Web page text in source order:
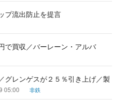
プ流出防止を提言
で買収／バーレーン・アルバ
グレンゲスが２５％引き上げ／製
05:00 非鉄